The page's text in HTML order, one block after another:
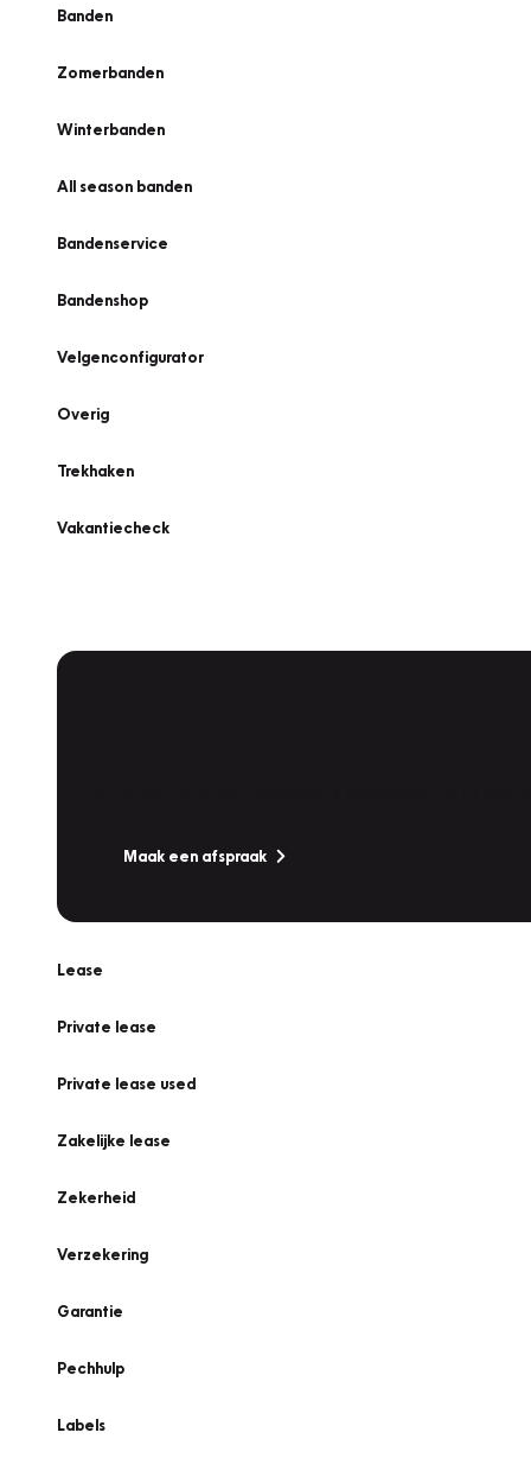
Banden
Zomerbanden
Winterbanden
All season banden
Bandenservice
Bandenshop
Velgenconfigurator
Overig
Trekhaken
Vakantiecheck
Maak een afspraak
Lease
Private lease
Private lease used
Zakelijke lease
Zekerheid
Verzekering
Garantie
Pechhulp
Labels